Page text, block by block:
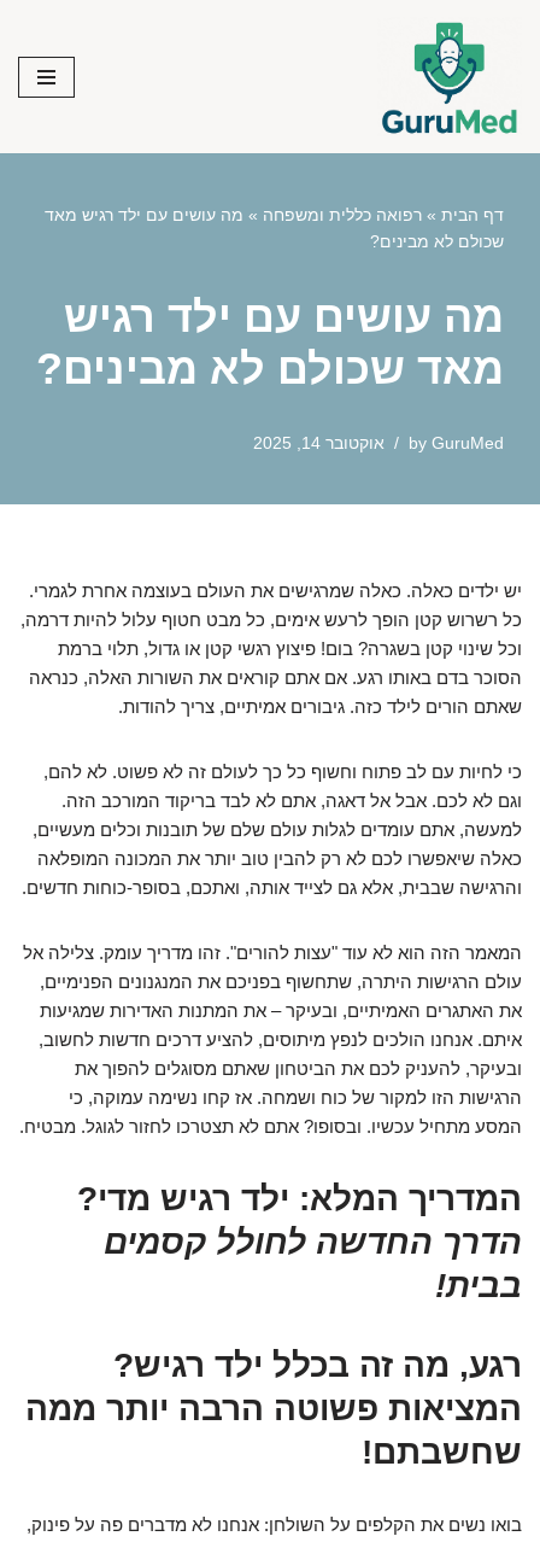
content
דף הבית » רפואה כללית ומשפחה » מה עושים עם ילד רגיש מאד
שכולם לא מבינים?
מה עושים עם ילד רגיש
מאד שכולם לא מבינים?
by GuruMed אוקטובר 14, 2025
יש ילדים כאלה. כאלה שמרגישים את העולם בעוצמה אחרת לגמרי.
כל רשרוש קטן הופך לרעש אימים, כל מבט חטוף עלול להיות דרמה,
וכל שינוי קטן בשגרה? בום! פיצוץ רגשי קטן או גדול, תלוי ברמת
הסוכר בדם באותו רגע. אם אתם קוראים את השורות האלה, כנראה
שאתם הורים לילד כזה. גיבורים אמיתיים, צריך להודות.
כי לחיות עם לב פתוח וחשוף כל כך לעולם זה לא פשוט. לא להם,
וגם לא לכם. אבל אל דאגה, אתם לא לבד בריקוד המורכב הזה.
למעשה, אתם עומדים לגלות עולם שלם של תובנות וכלים מעשיים,
כאלה שיאפשרו לכם לא רק להבין טוב יותר את המכונה המופלאה
והרגישה שבבית, אלא גם לצייד אותה, ואתכם, בסופר-כוחות חדשים.
המאמר הזה הוא לא עוד "עצות להורים". זהו מדריך עומק. צלילה אל
עולם הרגישות היתרה, שתחשוף בפניכם את המנגנונים הפנימיים,
את האתגרים האמיתיים, ובעיקר – את המתנות האדירות שמגיעות
איתם. אנחנו הולכים לנפץ מיתוסים, להציע דרכים חדשות לחשוב,
ובעיקר, להעניק לכם את הביטחון שאתם מסוגלים להפוך את
הרגישות הזו למקור של כוח ושמחה. אז קחו נשימה עמוקה, כי
המסע מתחיל עכשיו. ובסופו? אתם לא תצטרכו לחזור לגוגל. מבטיח.
המדריך המלא: ילד רגיש מדי?
הדרך החדשה לחולל קסמים
בבית!
רגע, מה זה בכלל ילד רגיש?
המציאות פשוטה הרבה יותר ממה
שחשבתם!
בואו נשים את הקלפים על השולחן: אנחנו לא מדברים פה על פינוק,